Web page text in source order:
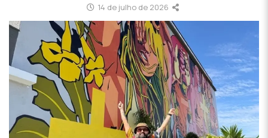
14 de julho de 2026